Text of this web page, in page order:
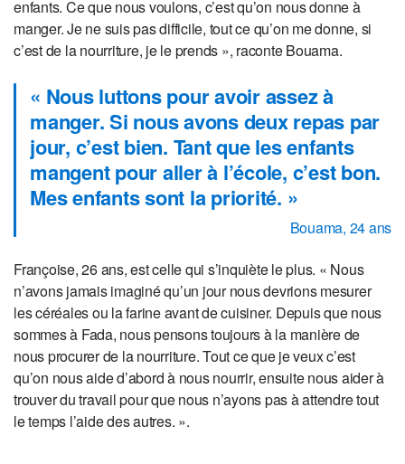
enfants. Ce que nous voulons, c’est qu’on nous donne à
manger. Je ne suis pas difficile, tout ce qu’on me donne, si
c’est de la nourriture, je le prends », raconte Bouama.
« Nous luttons pour avoir assez à
manger. Si nous avons deux repas par
jour, c’est bien. Tant que les enfants
mangent pour aller à l’école, c’est bon.
Mes enfants sont la priorité. »
Bouama, 24 ans
Françoise, 26 ans, est celle qui s’inquiète le plus. « Nous
n’avons jamais imaginé qu’un jour nous devrions mesurer
les céréales ou la farine avant de cuisiner. Depuis que nous
sommes à Fada, nous pensons toujours à la manière de
nous procurer de la nourriture. Tout ce que je veux c’est
qu’on nous aide d’abord à nous nourrir, ensuite nous aider à
trouver du travail pour que nous n’ayons pas à attendre tout
le temps l’aide des autres. ».